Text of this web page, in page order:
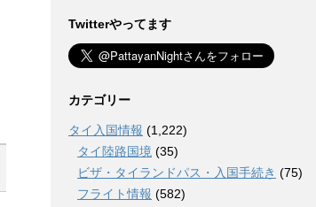
Twitterやってます
カテゴリー
タイ入国情報 (1,222)
タイ陸路国境 (35)
ビザ・タイランドパス・入国手続き (75)
フライト情報 (582)